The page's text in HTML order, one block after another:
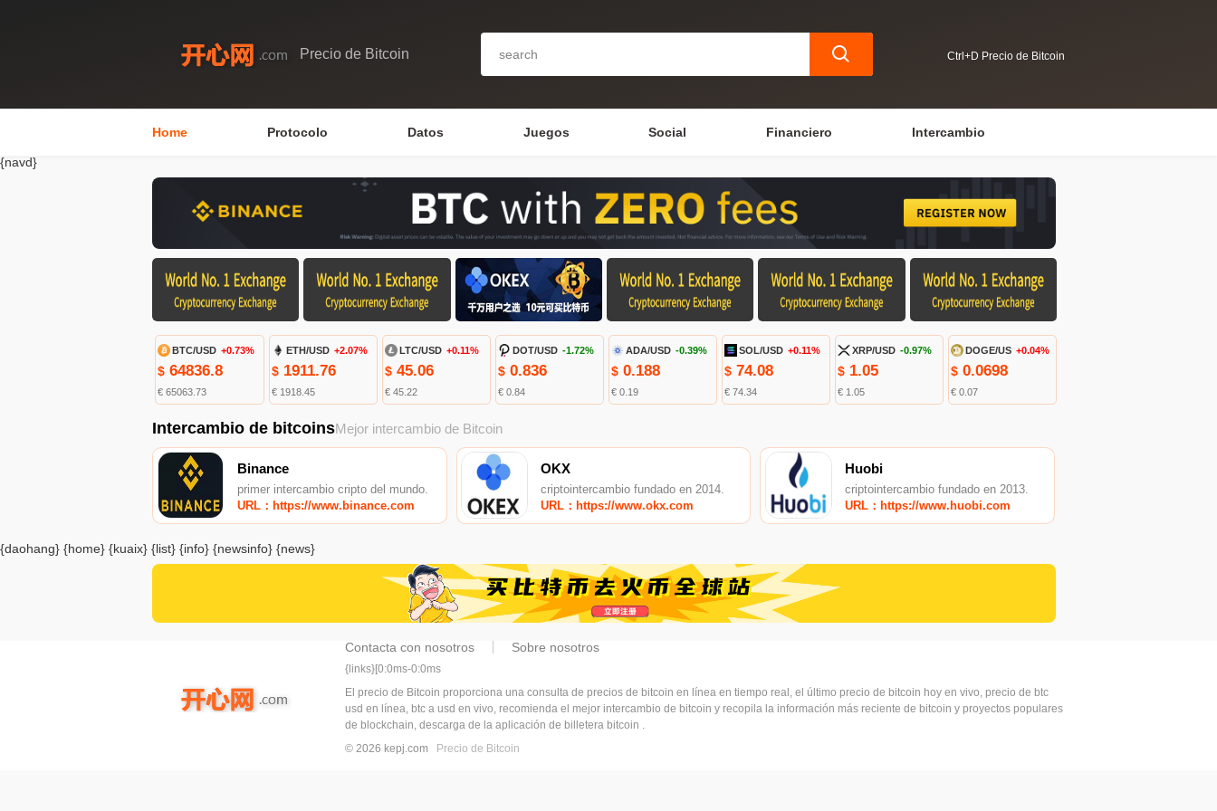
Precio de Bitcoin Ctrl+D Precio de Bitcoin
Home Protocolo Datos Juegos Social Financiero Intercambio
{navd}
BTC/USD +0.73%
$ 64836.8
€ 65063.73
ETH/USD +2.07%
$1911.76
€ 1918.45
LTC/USD +0.11%
$45.06
€ 45.22
DOT/USD -1.72%
$0.836
€ 0.84
ADA/USD -0.39%
$0.188
€ 0.19
SOL/USD +0.11%
$ 74.08
€ 74.34
XRP/USD -0.97%
$ 1.05
€ 1.05
DOGE/US +0.04%
$ 0.0698
€ 0.07
Intercambio de bitcoinsMejor intercambio de Bitcoin
Binance
primer intercambio cripto del mundo.
URL：https://www.binance.com
OKX
criptointercambio fundado en 2014.
URL：https://www.okx.com
Huobi
criptointercambio fundado en 2013.
URL：https://www.huobi.com
{daohang} {home} {kuaix} {list} {info} {newsinfo} {news}
Contacta con nosotros Sobre nosotros
{links}[0:0ms-0:0ms
El precio de Bitcoin proporciona una consulta de precios de bitcoin en línea en tiempo real, el último precio de bitcoin hoy en vivo, precio de btc
usd en línea, btc a usd en vivo, recomienda el mejor intercambio de bitcoin y recopila la información más reciente de bitcoin y proyectos populares
de blockchain, descarga de la aplicación de billetera bitcoin .
© 2026 kepj.com
Precio de Bitcoin